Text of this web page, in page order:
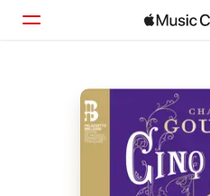
Startseite
Entdecken